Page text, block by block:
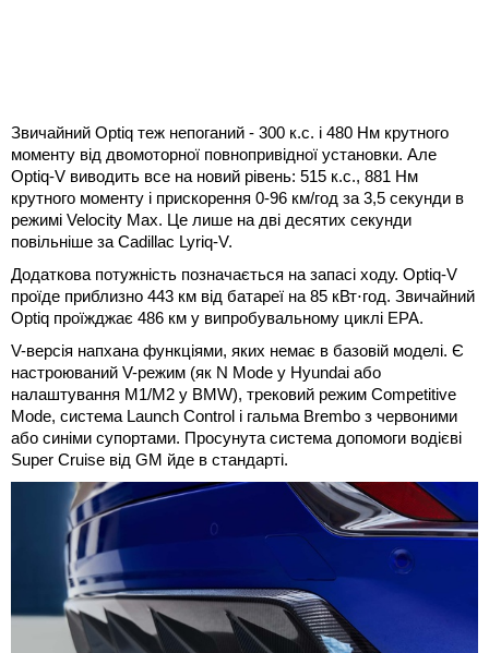
Звичайний Optiq теж непоганий - 300 к.с. і 480 Нм крутного
моменту від двомоторної повнопривідної установки. Але
Optiq-V виводить все на новий рівень: 515 к.с., 881 Нм
крутного моменту і прискорення 0-96 км/год за 3,5 секунди в
режимі Velocity Max. Це лише на дві десятих секунди
повільніше за Cadillac Lyriq-V.
Додаткова потужність позначається на запасі ходу. Optiq-V
проїде приблизно 443 км від батареї на 85 кВт⋅год. Звичайний
Optiq проїжджає 486 км у випробувальному циклі EPA.
V-версія напхана функціями, яких немає в базовій моделі. Є
настроюваний V-режим (як N Mode у Hyundai або
налаштування M1/M2 у BMW), трековий режим Competitive
Mode, система Launch Control і гальма Brembo з червоними
або синіми супортами. Просунута система допомоги водієві
Super Cruise від GM йде в стандарті.